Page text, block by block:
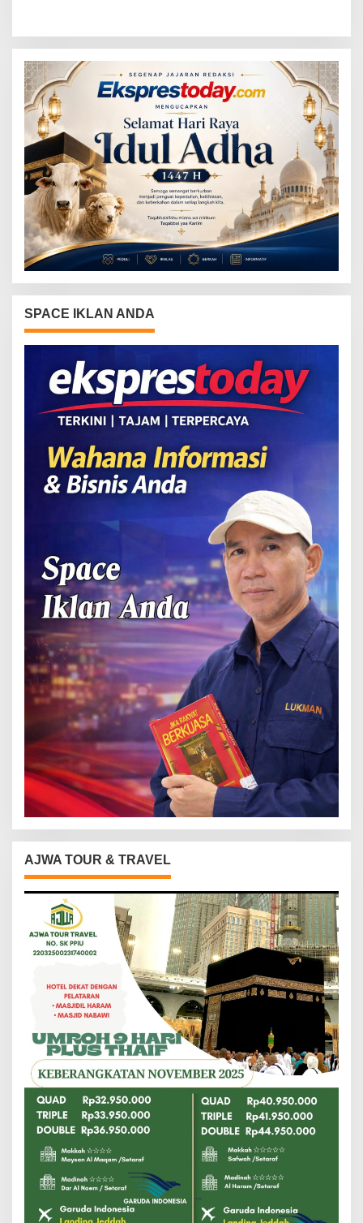
SPACE IKLAN ANDA
AJWA TOUR & TRAVEL